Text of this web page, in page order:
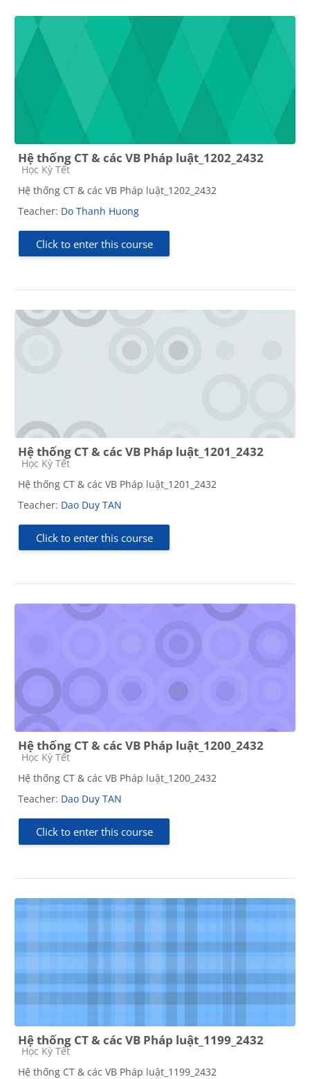
Hệ thống CT & các VB Pháp luật_1202_2432
Course category
Học Kỳ Tết
Hệ thống CT & các VB Pháp luật_1202_2432
Teacher: Do Thanh Huong
Click to enter this course
Hệ thống CT & các VB Pháp luật_1201_2432
Course category
Học Kỳ Tết
Hệ thống CT & các VB Pháp luật_1201_2432
Teacher: Dao Duy TAN
Click to enter this course
Hệ thống CT & các VB Pháp luật_1200_2432
Course category
Học Kỳ Tết
Hệ thống CT & các VB Pháp luật_1200_2432
Teacher: Dao Duy TAN
Click to enter this course
Hệ thống CT & các VB Pháp luật_1199_2432
Course category
Học Kỳ Tết
Hệ thống CT & các VB Pháp luật_1199_2432